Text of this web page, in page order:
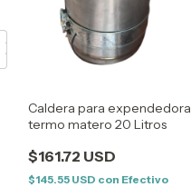
Caldera para expendedora
termo matero 20 Litros
$161.72 USD
$145.55 USD con Efectivo